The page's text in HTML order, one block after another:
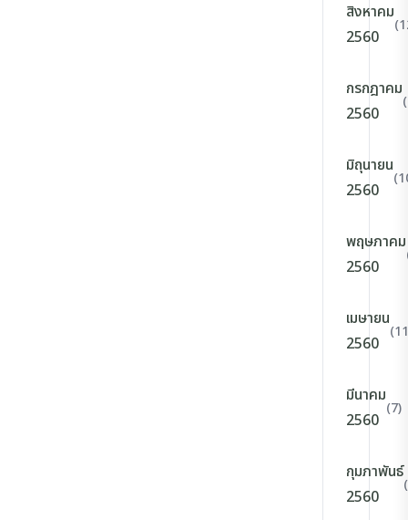
สิงหาคม
2560
กรกฎาคม
2560
มิถุนายน
2560
พฤษภาคม
2560
เมษายน
2560
มีนาคม
2560
(7)
กุมภาพันธ์
2560